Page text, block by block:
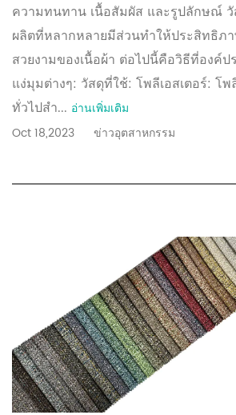
ความทนทาน เนื้อสัมผัส และรูปลักษณ์
ผลิตที่หลากหลายมีส่วนทำให้ประสิทธิภ
สวยงามของเนื้อผ้า ต่อไปนี้คือวิธีที่องค์
แง่มุมต่างๆ: วัสดุที่ใช้: โพลีเอสเตอร์: โพ
ทั่วไปสำ... อ่านเพิ่มเติม
Oct 18,2023
ข่าวอุตสาหกรรม